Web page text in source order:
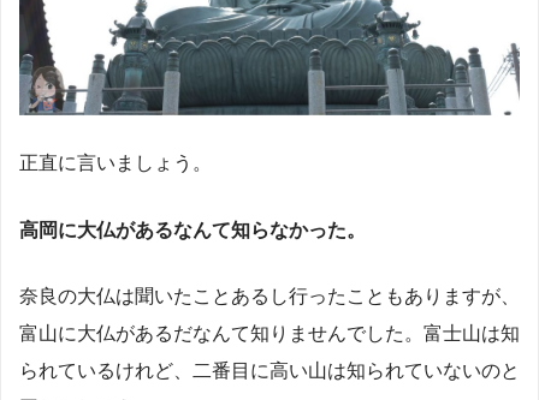
正直に言いましょう。
高岡に大仏があるなんて知らなかった。
奈良の大仏は聞いたことあるし行ったこともありますが、
富山に大仏があるだなんて知りませんでした。富士山は知
られているけれど、二番目に高い山は知られていないのと